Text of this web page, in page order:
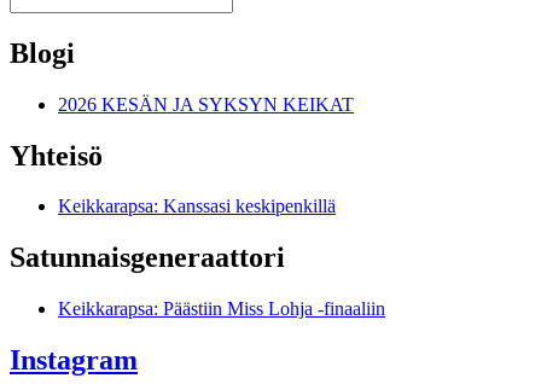
Blogi
2026 KESÄN JA SYKSYN KEIKAT
Yhteisö
Keikkarapsa: Kanssasi keskipenkillä
Satunnais­generaattori
Keikkarapsa: Päästiin Miss Lohja -finaaliin
Instagram